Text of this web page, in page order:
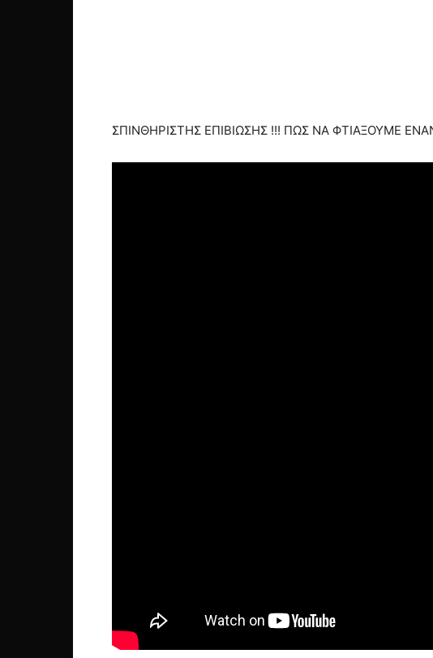
ΣΠΙΝΘΗΡΙΣΤΗΣ ΕΠΙΒΙΩΣΗΣ !!! ΠΩΣ ΝΑ ΦΤΙΑΞΟΥΜΕ